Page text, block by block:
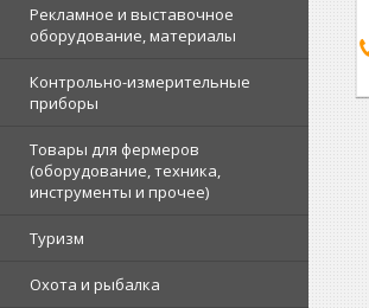
Рекламное и выставочное
оборудование, материалы
Контрольно-измерительные
приборы
Товары для фермеров
(оборудование, техника,
инструменты и прочее)
Туризм
Охота и рыбалка